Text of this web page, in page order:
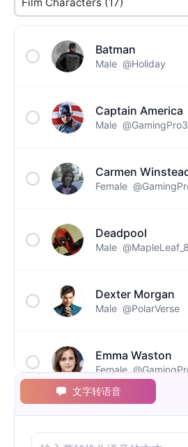
Batman
Male @Holiday
Captain America
Male
Carmen
Female
Deadpool
Male
Dexter Morgan
Male @PolarVerse
Emma Waston
Female
Male @NovaSky
文字转语音